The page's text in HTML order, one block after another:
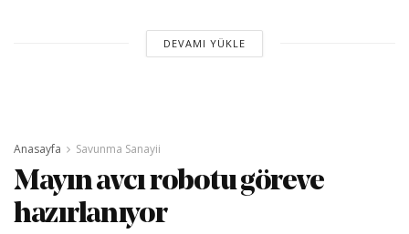
DEVAMI YÜKLE
Anasayfa Savunma Sanayii
Mayın avcı robotu göreve
hazırlanıyor